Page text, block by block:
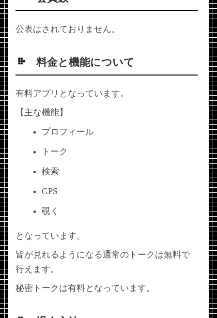
公表はされておりません。
料金と機能について
有料アプリとなっています。
【主な機能】
プロフィール
トーク
検索
GPS
覗く
となっています。
皆が見れるようになる通常のトークは無料で
行えます。
秘密トークは有料となっています。